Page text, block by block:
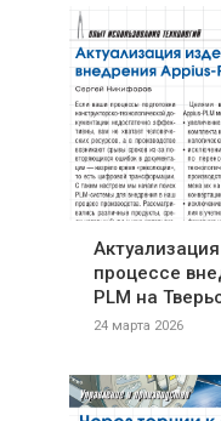
процессе
PLM на
24 марта 2026